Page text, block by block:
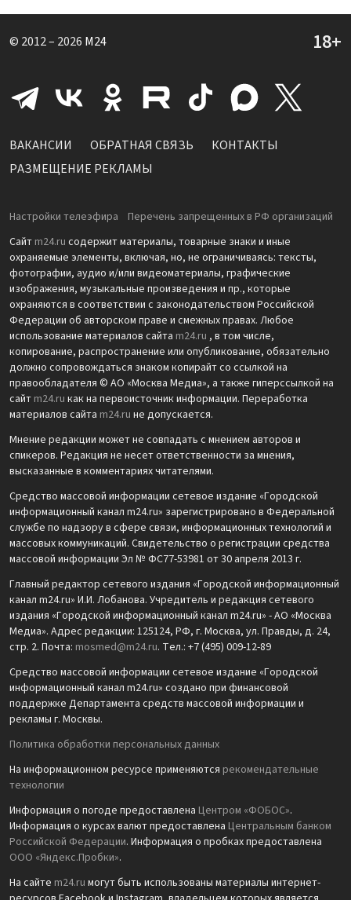
© 2012 – 2026 M24
ВАКАНСИИ ОБРАТНАЯ СВЯЗЬ
КОНТАКТЫ
РАЗМЕЩЕНИЕ РЕКЛАМЫ
Настройки телеэфира
Перечень запрещенных в РФ организаций
Сайт m24.ru содержит материалы, товарные знаки и иные
охраняемые элементы, включая, но, не ограничиваясь: тексты,
фотографии, аудио и/или видеоматериалы, графические
изображения, музыкальные произведения и пр., которые
охраняются в соответствии с законодательством Российской
Федерации об авторском праве и смежных правах. Любое
использование материалов сайта m24.ru , в том числе,
копирование, распространение или опубликование, обязательно
должно сопровождаться знаком копирайт со ссылкой на
правообладателя © АО «Москва Медиа», а также гиперссылкой на
сайт m24.ru как на первоисточник информации. Переработка
материалов сайта m24.ru не допускается.
Мнение редакции может не совпадать с мнением авторов и
спикеров. Редакция не несет ответственности за мнения,
высказанные в комментариях читателями.
Средство массовой информации сетевое издание «Городской
информационный канал m24.ru» зарегистрировано в Федеральной
службе по надзору в сфере связи, информационных технологий и
массовых коммуникаций. Свидетельство о регистрации средства
массовой информации Эл № ФС77-53981 от 30 апреля 2013 г.
Главный редактор сетевого издания «Городской информационный
канал m24.ru» И.И. Лобанова. Учредитель и редакция сетевого
издания «Городской информационный канал m24.ru» - АО «Москва
Медиа». Адрес редакции: 125124, РФ, г. Москва, ул. Правды, д. 24,
стр. 2. Почта: mosmed@m24.ru. Тел.: +7 (495) 009-12-89
Средство массовой информации сетевое издание «Городской
информационный канал m24.ru» создано при финансовой
поддержке Департамента средств массовой информации и
рекламы г. Москвы.
Политика обработки персональных данных
На информационном ресурсе применяются рекомендательные
технологии
Информация о погоде предоставлена Центром «ФОБОС».
Информация о курсах валют предоставлена Центральным банком
Российской Федерации. Информация о пробках предоставлена
ООО «Яндекс.Пробки».
На сайте m24.ru могут быть использованы материалы интернет-